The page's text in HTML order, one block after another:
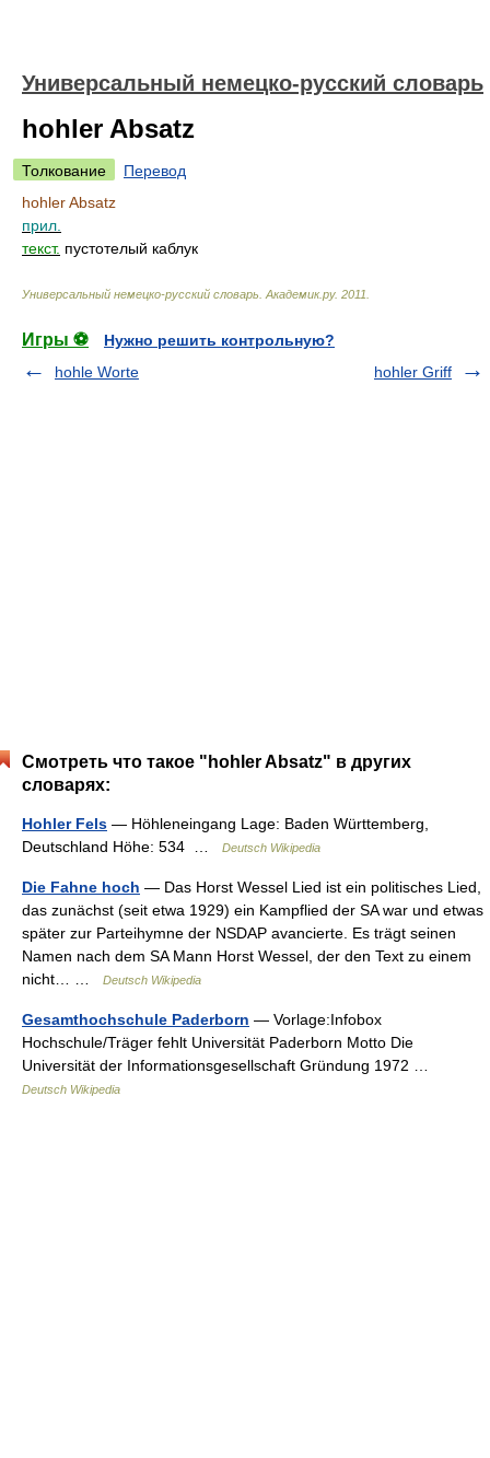
Универсальный немецко-русский словарь
hohler Absatz
Толкование
Перевод
hohler Absatz
прил.
текст. пустотелый каблук
Универсальный немецко-русский словарь Академик.ру. 2011
Игры ⚽
Нужно решить контрольную?
hohle Worte
hohler Griff
Смотреть что такое "hohler Absatz" в других
словарях:
Hohler Fels — Höhleneingang Lage: Baden Württemberg,
Deutschland Höhe: 534 …
Deutsch Wikipedia
Die Fahne hoch — Das Horst Wessel Lied ist ein politisches Lied,
das zunächst (seit etwa 1929) ein Kampflied der SA war und etwas
später zur Parteihymne der NSDAP avancierte. Es trägt seinen
Namen nach dem SA Mann Horst Wessel, der den Text zu einem
nicht… …
Deutsch Wikipedia
Gesamthochschule Paderborn — Vorlage:Infobox
Hochschule/Träger fehlt Universität Paderborn Motto Die
Universität der Informationsgesellschaft Gründung 1972 …
Deutsch Wikipedia